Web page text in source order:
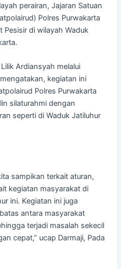
perairan, Jajaran Satuan
Polres Purwakarta
Pesisir di wilayah Waduk
Ardiansyah melalui
kegiatan ini
Polres Purwakarta
silaturahmi dengan
seperti di Waduk Jatiluhur
sampikan terkait aturan,
kegiatan masyarakat di
ini. Kegiatan ini juga
antara masyarakat
terjadi masalah sekecil
cepat,” ucap Darmaji, Pada